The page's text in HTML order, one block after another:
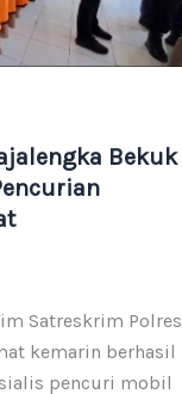
Bekuk
Satreskrim Polres
kemarin berhasil
pencuri mobil